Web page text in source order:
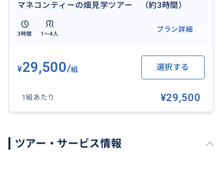
【ポイント】
行きたい場所ややりたいことをあげて頂ければ、それ
に合わせて当日の行程を計画します。
マネコンティーの畑見学ツアー （約3時間）
3時間 1〜4人
プラン詳細
¥29,500/組 選択する
1組あたり ¥29,500
ツアー・サービス情報